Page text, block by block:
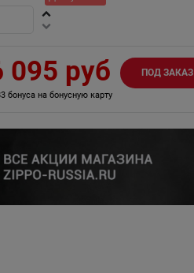
095 руб
бонуса на бонусную карту
ПОД ЗАКАЗ